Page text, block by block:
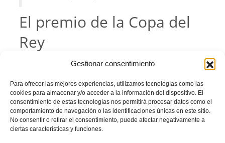
Gestionar consentimiento
Para ofrecer las mejores experiencias, utilizamos tecnologías como las
cookies para almacenar y/o acceder a la información del dispositivo. El
consentimiento de estas tecnologías nos permitirá procesar datos como el
comportamiento de navegación o las identificaciones únicas en este sitio.
No consentir o retirar el consentimiento, puede afectar negativamente a
ciertas características y funciones.
El premio de la Copa del
Rey
Copa de SM El Rey, donde ha quedado emparejado con un Primera, el
El duelo de primera fase copera ante el conjunto granota se celebrará en Los
Arcos el 30 de octubre a las 19:00.